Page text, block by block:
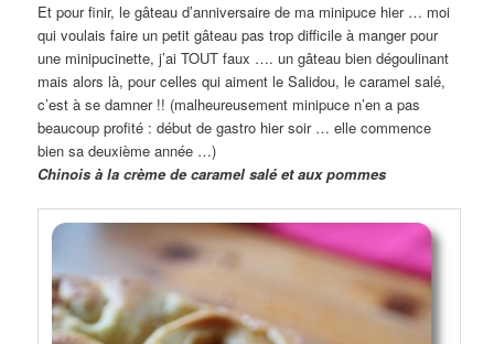
Et pour finir, le gâteau d’anniversaire de ma minipuce hier … moi
qui voulais faire un petit gâteau pas trop difficile à manger pour
une minipucinette, j’ai TOUT faux …. un gâteau bien dégoulinant
mais alors là, pour celles qui aiment le Salidou, le caramel salé,
c’est à se damner !! (malheureusement minipuce n’en a pas
beaucoup profité : début de gastro hier soir … elle commence
bien sa deuxième année …)
Chinois à la crème de caramel salé et aux pommes